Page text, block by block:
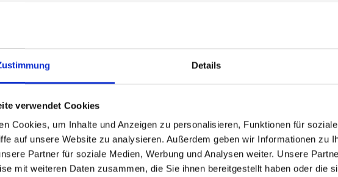
Details
verwendet Cookies
Cookies, um Inhalte und Anzeigen zu personalisieren, Funktionen für
auf unsere Website zu analysieren. Außerdem geben wir Informationen zu
Partner für soziale Medien, Werbung und Analysen weiter. Unsere
mit weiteren Daten zusammen, die Sie ihnen bereitgestellt haben oder die
international sichtbar und unterstreicht die
und soziale Verantwortung.
ein komplexer Prozess, der detaillierte
ESG-Richtlinien erfordert. Nicole Arndt,
bei BRIDGETEC, arbeitete dabei eng mit
zusammen. „Unser Ziel ist es, eine
des Unternehmens verankert ist. Es geht